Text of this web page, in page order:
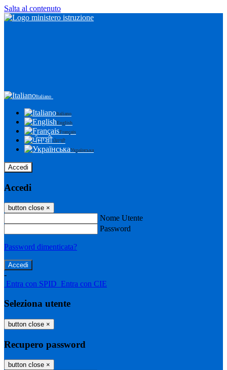
Salta al contenuto
Italiano
Italiano
English
Français
ਪੰਜਾਬੀ
Українська
Accedi
Accedi
button close ×
Nome Utente
Password
Password dimenticata?
-
Entra con SPID Entra con CIE
Seleziona utente
button close ×
Recupero password
button close ×